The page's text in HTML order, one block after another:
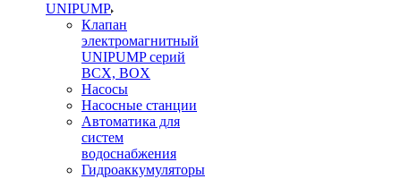
UNIPUMP
Клапан
электромагнитный
UNIPUMP серий
BCX, BOX
Насосы
Насосные станции
Автоматика для
систем
водоснабжения
Гидроаккумуляторы